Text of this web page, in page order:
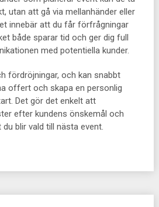
utan att gå via mellanhänder eller
innebär att du får förfrågningar
både sparar tid och ger dig full
med potentiella kunder.
fördröjningar, och kan snabbt
offert och skapa en personlig
Det gör det enkelt att
efter kundens önskemål och
blir vald till nästa event.